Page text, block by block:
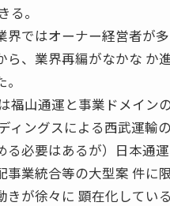
る。
ではオーナー経営者が
ら、業界再編がなかな か
福山通運と事業ドメイン
ィングスによる西武運輸
る必要はあるが）日本通
事業統合等の大型案 件に
が徐々に 顕在化している